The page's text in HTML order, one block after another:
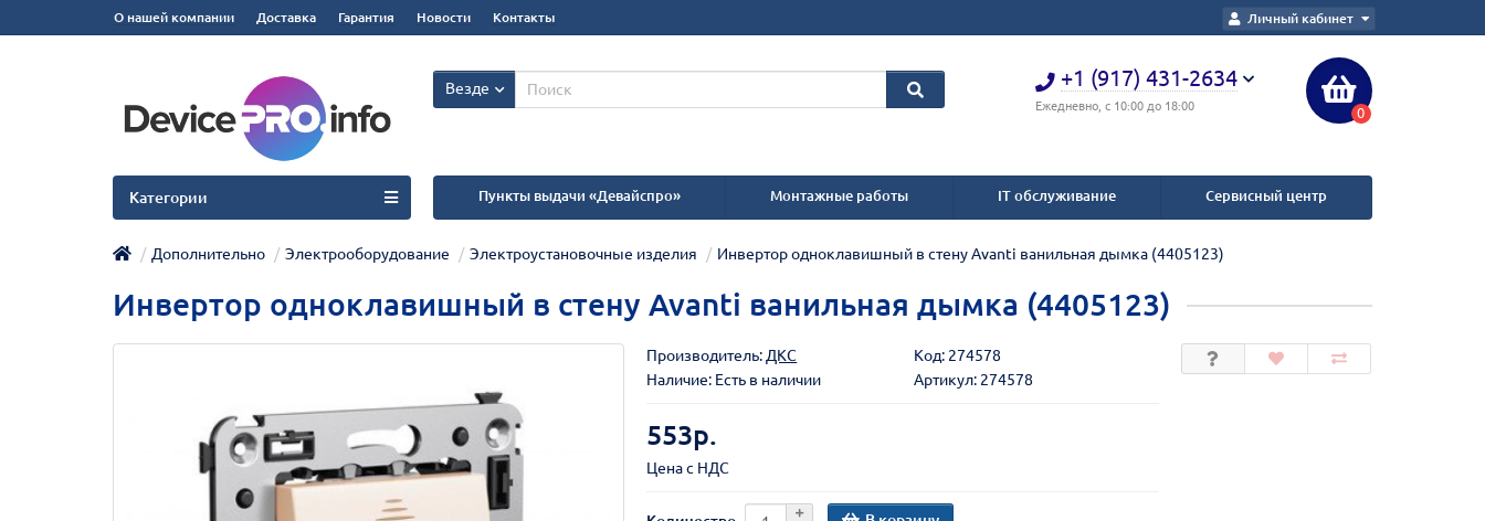
Личный кабинет
О нашей компании Доставка Гарантия Новости Контакты
+1 (917) 431-2634
Ежедневно, с 10:00 до 18:00 0
Везде
Пункты выдачи «Девайспро» Монтажные работы IT обслуживание Сервисный центр
Категории
Дополнительно Электрооборудование Электроустановочные изделия Инвертор одноклавишный в стену Avanti ванильная дымка (4405123)
Инвертор одноклавишный в стену Avanti ванильная дымка (4405123)
Производитель: ДКС Код: 274578
Наличие: Есть в наличии
Артикул: 274578
553р.
Цена с НДС